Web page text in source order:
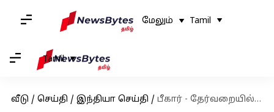
மேலும் Tamil
Tamil
வீடு / செய்தி / இந்தியா செய்தி / பீகார் - தேர்வறையில் 500 மாணவிகளை கண்டு மயக்கமடைந்த மாணவன்